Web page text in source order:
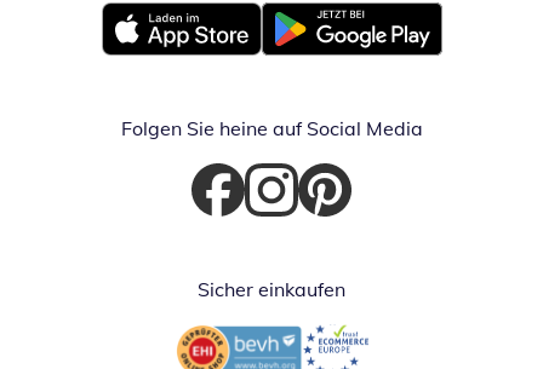
Öffnet in neuem FensterÖffnet in neuem Fenster
Folgen Sie heine auf Social Media
Öffnet in neuem Fenster
Öffnet in neuem Fenster
Öffnet in neuem Fenster
Sicher einkaufen